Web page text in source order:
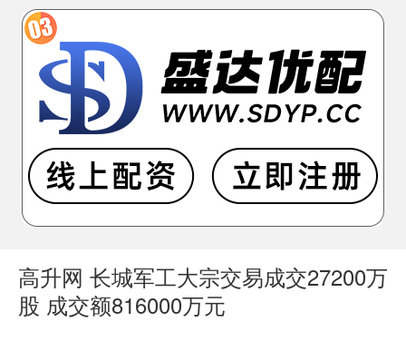
高升网 长城军工大宗交易成交27200万
股 成交额816000万元